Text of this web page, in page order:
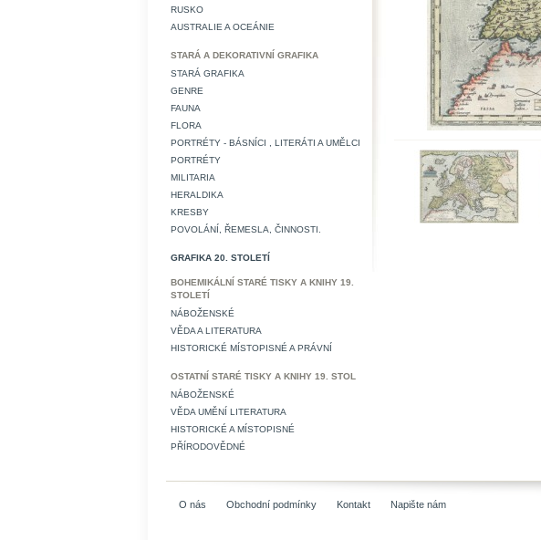
RUSKO
AUSTRALIE A OCEÁNIE
STARÁ A DEKORATIVNÍ GRAFIKA
STARÁ GRAFIKA
GENRE
FAUNA
FLORA
PORTRÉTY - BÁSNÍCI , LITERÁTI A UMĚLCI
PORTRÉTY
MILITARIA
HERALDIKA
KRESBY
POVOLÁNÍ, ŘEMESLA, ČINNOSTI.
GRAFIKA 20. STOLETÍ
BOHEMIKÁLNÍ STARÉ TISKY A KNIHY 19.
STOLETÍ
NÁBOŽENSKÉ
VĚDA A LITERATURA
HISTORICKÉ MÍSTOPISNÉ A PRÁVNÍ
OSTATNÍ STARÉ TISKY A KNIHY 19. STOL
NÁBOŽENSKÉ
VĚDA UMĚNÍ LITERATURA
HISTORICKÉ A MÍSTOPISNÉ
PŘÍRODOVĚDNÉ
O nás Obchodní podmínky Kontakt Napište nám